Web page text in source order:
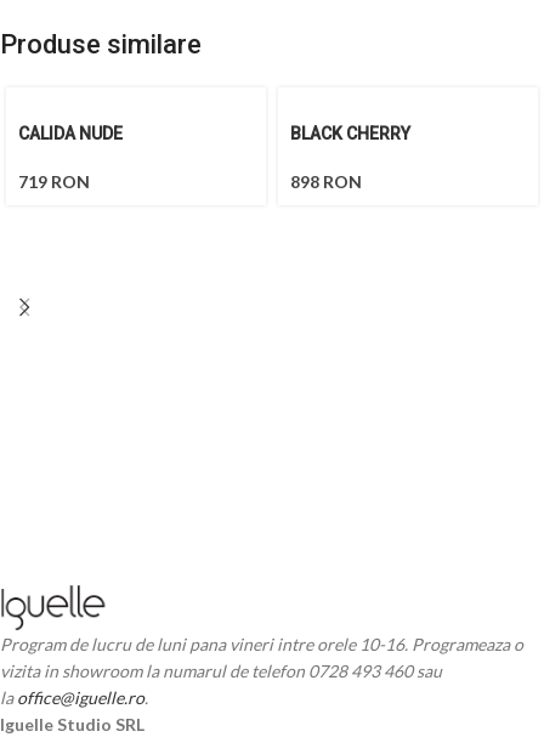
Produse similare
CALIDA NUDE
719 RON
BLACK CHERRY
898 RON
Program de lucru de luni pana vineri intre orele 10-16. Programeaza o
vizita in showroom la numarul de telefon 0728 493 460 sau
laoffice@iguelle.ro.
Iguelle Studio SRL